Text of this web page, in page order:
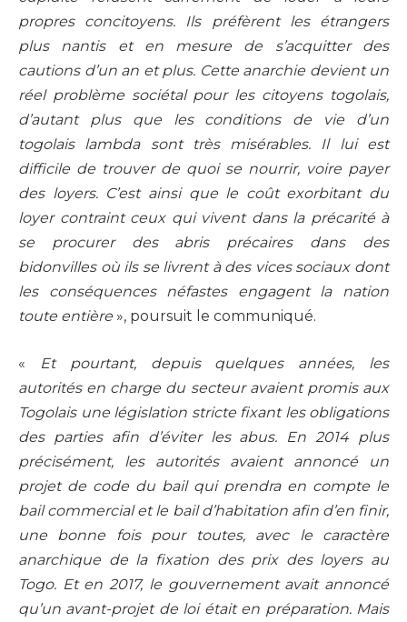
propres concitoyens. Ils préfèrent les étrangers
plus nantis et en mesure de s’acquitter des
cautions d’un an et plus. Cette anarchie devient un
réel problème sociétal pour les citoyens togolais,
d’autant plus que les conditions de vie d’un
togolais lambda sont très misérables. Il lui est
difficile de trouver de quoi se nourrir, voire payer
des loyers. C’est ainsi que le coût exorbitant du
loyer contraint ceux qui vivent dans la précarité à
se procurer des abris précaires dans des
bidonvilles où ils se livrent à des vices sociaux dont
les conséquences néfastes engagent la nation
toute entière », poursuit le communiqué.
«
Et pourtant, depuis quelques années, les
autorités en charge du secteur avaient promis aux
Togolais une législation stricte fixant les obligations
des parties afin d’éviter les abus. En 2014 plus
précisément, les autorités avaient annoncé un
projet de code du bail qui prendra en compte le
bail commercial et le bail d’habitation afin d’en finir,
une bonne fois pour toutes, avec le caractère
anarchique de la fixation des prix des loyers au
Togo. Et en 2017, le gouvernement avait annoncé
qu’un avant-projet de loi était en préparation. Mais